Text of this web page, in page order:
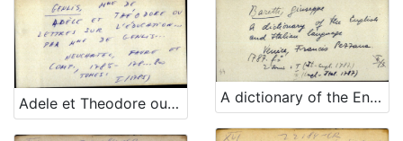
Adele et Theodore ou lettres sur l' education ... par mme de Genlis A dictionary of the English and Italian language